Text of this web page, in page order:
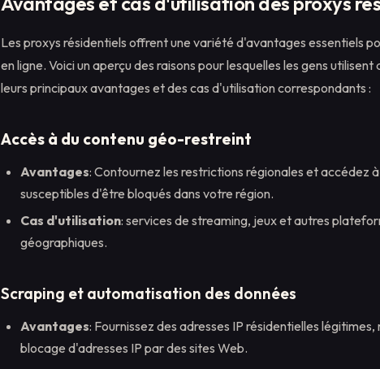
Les proxys résidentiels offrent une variété d'avantages essentiels
en ligne. Voici un aperçu des raisons pour lesquelles les gens
leurs principaux avantages et des cas d'utilisation correspondants :
Accès à du contenu géo-restreint
Avantages: Contournez les restrictions régionales et accédez
susceptibles d'être bloqués dans votre région.
Cas d'utilisation: services de streaming, jeux et autres
géographiques.
Scraping et automatisation des données
Avantages: Fournissez des adresses IP résidentielles
blocage d'adresses IP par des sites Web.